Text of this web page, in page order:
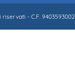
- C.F.